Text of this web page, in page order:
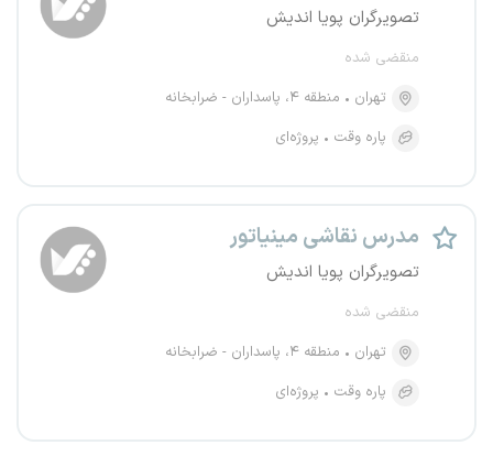
تصویرگران پویا اندیش
منقضی شده
تهران
منطقه ۴، پاسداران - ضرابخانه
پاره وقت
پروژه‌ای
مدرس نقاشی مینیاتور
تصویرگران پویا اندیش
منقضی شده
تهران
منطقه ۴، پاسداران - ضرابخانه
پاره وقت
پروژه‌ای